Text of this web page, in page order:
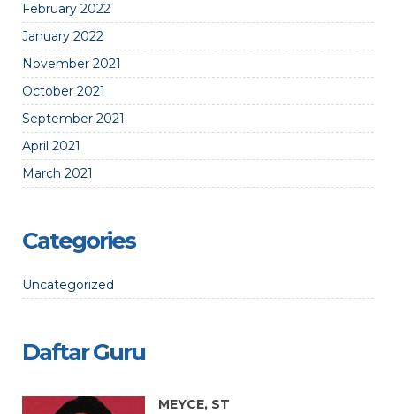
February 2022
January 2022
November 2021
October 2021
September 2021
April 2021
March 2021
Categories
Uncategorized
Daftar Guru
MEYCE, ST